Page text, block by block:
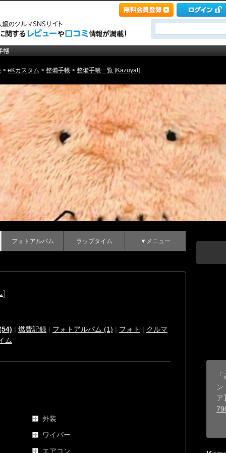
> eKカスタム > 整備手帳 > 整備手帳一覧 [Kazuyat]
フォトアルバム ラップタイム ▼メニュー
]
| 燃費記録 | フォトアルバム (1) | フォト | クルマ
ム
外装
ワイパー
エアコン
ン